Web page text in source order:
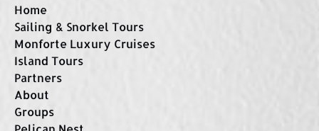
Home
Sailing & Snorkel Tours
Monforte Luxury Cruises
Island Tours
Partners
About
Groups